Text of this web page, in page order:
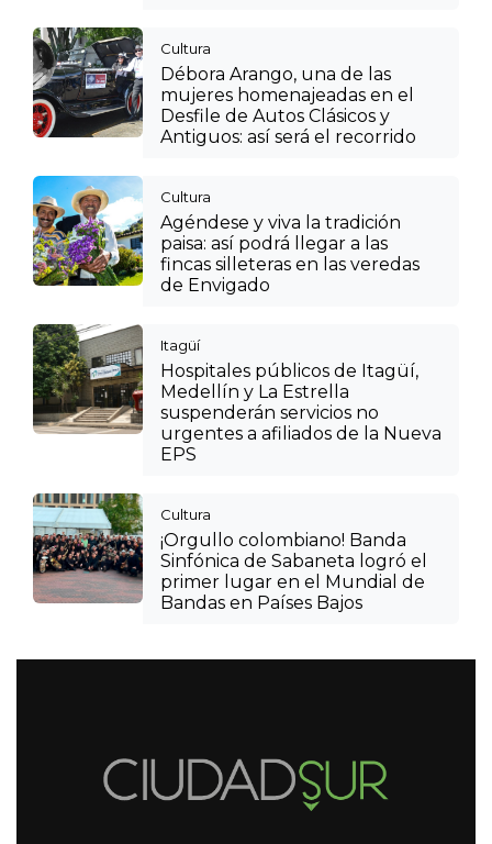
Cultura
Débora Arango, una de las
mujeres homenajeadas en el
Desfile de Autos Clásicos y
Antiguos: así será el recorrido
Cultura
Agéndese y viva la tradición
paisa: así podrá llegar a las
fincas silleteras en las veredas
de Envigado
Itagüí
Hospitales públicos de Itagüí,
Medellín y La Estrella
suspenderán servicios no
urgentes a afiliados de la Nueva
EPS
Cultura
¡Orgullo colombiano! Banda
Sinfónica de Sabaneta logró el
primer lugar en el Mundial de
Bandas en Países Bajos